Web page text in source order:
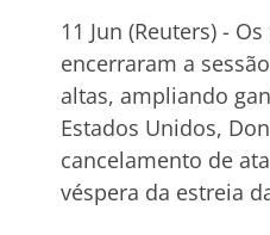
11 Jun (Reuters) -
encerraram a
altas, ampliando
Estados Unidos,
cancelamento de
véspera da estreia